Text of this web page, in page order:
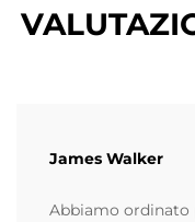
James Walker
Abbiamo ordinato